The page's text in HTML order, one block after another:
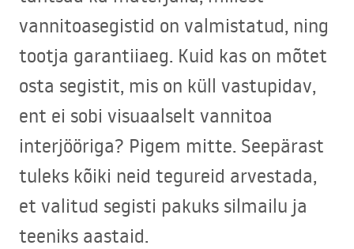
vannitoasegistid on valmistatud, ning
tootja garantiiaeg. Kuid kas on mõtet
osta segistit, mis on küll vastupidav,
ent ei sobi visuaalselt vannitoa
interjööriga? Pigem mitte. Seepärast
tuleks kõiki neid tegureid arvestada,
et valitud segisti pakuks silmailu ja
teeniks aastaid.